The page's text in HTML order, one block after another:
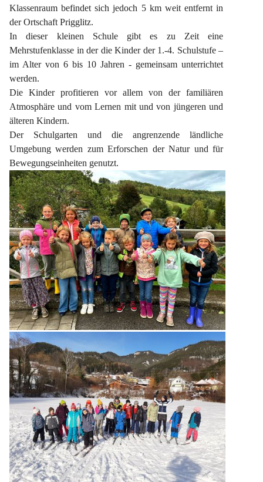
Klassenraum befindet sich jedoch 5 km weit entfernt in
der Ortschaft Prigglitz.
In dieser kleinen Schule gibt es zu Zeit eine
Mehrstufenklasse in der die Kinder der 1.-4. Schulstufe –
im Alter von 6 bis 10 Jahren - gemeinsam unterrichtet
werden.
Die Kinder profitieren vor allem von der familiären
Atmosphäre und vom Lernen mit und von jüngeren und
älteren Kindern.
Der Schulgarten und die angrenzende ländliche
Umgebung werden zum Erforschen der Natur und für
Bewegungseinheiten genutzt.